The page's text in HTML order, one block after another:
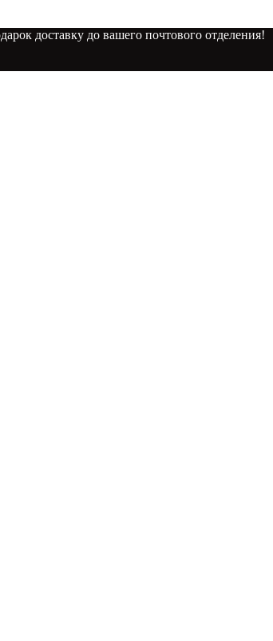
доставку до вашего почтового отделения!